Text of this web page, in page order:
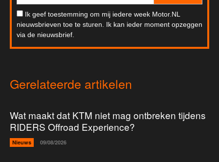
Ik geef toestemming om mij iedere week Motor.NL
nieuwsbrieven toe te sturen. Ik kan ieder moment opzeggen
via de nieuwsbrief.
Gerelateerde artikelen
Wat maakt dat KTM niet mag ontbreken tijdens
RIDERS Offroad Experience?
Nieuws 09/08/2026